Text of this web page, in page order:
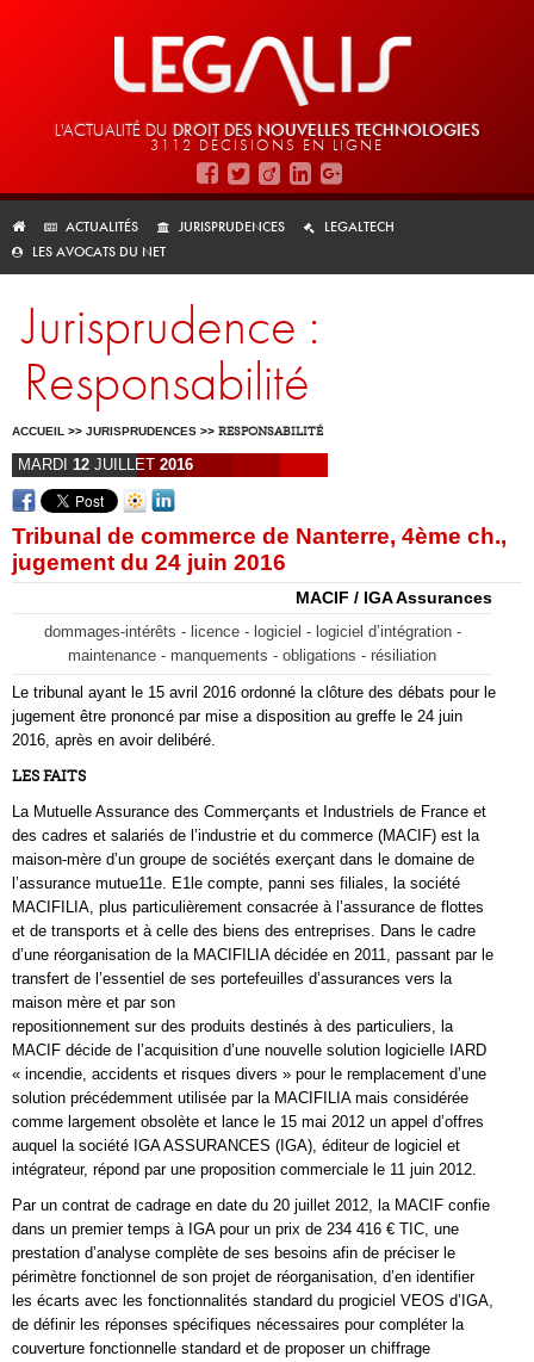
L'ACTUALITÉ DU DROIT DES NOUVELLES TECHNOLOGIES
3112 DÉCISIONS EN LIGNE
ACTUALITÉS JURISPRUDENCES
LEGALTECH
LES AVOCATS DU NET
Jurisprudence :
Responsabilité
ACCUEIL >> JURISPRUDENCES >> RESPONSABILITÉ
MARDI 12 JUILLET 2016
Tribunal de commerce de Nanterre, 4ème ch.,
jugement du 24 juin 2016
MACIF / IGA Assurances
dommages-intérêts - licence - logiciel - logiciel d’intégration -
maintenance - manquements - obligations - résiliation
Le tribunal ayant le 15 avril 2016 ordonné la clôture des débats pour le
jugement être prononcé par mise a disposition au greffe le 24 juin
2016, après en avoir delibéré.
LES FAITS
La Mutuelle Assurance des Commerçants et Industriels de France et
des cadres et salariés de l’industrie et du commerce (MACIF) est la
maison-mère d’un groupe de sociétés exerçant dans le domaine de
l’assurance mutue11e. E1le compte, panni ses filiales, la société
MACIFILIA, plus particulièrement consacrée à l’assurance de flottes
et de transports et à celle des biens des entreprises. Dans le cadre
d’une réorganisation de la MACIFILIA décidée en 2011, passant par le
transfert de l’essentiel de ses portefeuilles d’assurances vers la
maison mère et par son
repositionnement sur des produits destinés à des particuliers, la
MACIF décide de l’acquisition d’une nouvelle solution logicielle IARD
« incendie, accidents et risques divers » pour le remplacement d’une
solution précédemment utilisée par la MACIFILIA mais considérée
comme largement obsolète et lance le 15 mai 2012 un appel d’offres
auquel la société IGA ASSURANCES (IGA), éditeur de logiciel et
intégrateur, répond par une proposition commerciale le 11 juin 2012.
Par un contrat de cadrage en date du 20 juillet 2012, la MACIF confie
dans un premier temps à IGA pour un prix de 234 416 € TIC, une
prestation d’analyse complète de ses besoins afin de préciser le
périmètre fonctionnel de son projet de réorganisation, d’en identifier
les écarts avec les fonctionnalités standard du progiciel VEOS d’IGA,
de définir les réponses spécifiques nécessaires pour compléter la
couverture fonctionnelle standard et de proposer un chiffrage